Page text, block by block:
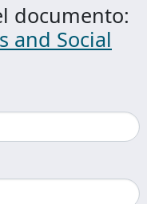
documento:
and Social